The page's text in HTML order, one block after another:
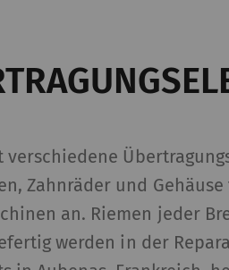
verschiedene
Zahnräder und
an. Riemen jeder
werden in der